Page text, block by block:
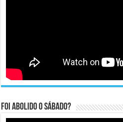
Foi abolido o sábado?